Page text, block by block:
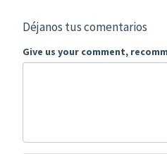
Déjanos tus comentarios
Give us your comment,